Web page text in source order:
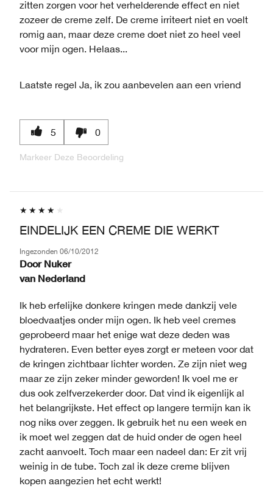
zitten zorgen voor het verhelderende effect en niet
zozeer de creme zelf. De creme irriteert niet en voelt
romig aan, maar deze creme doet niet zo heel veel
voor mijn ogen. Helaas...
Laatste regel Ja, ik zou aanbevelen aan een vriend
5 0
Markeer Deze Beoordeling
EINDELIJK EEN CREME DIE WERKT
Ingezonden 06/10/2012
Door Nuker
van Nederland
Ik heb erfelijke donkere kringen mede dankzij vele
bloedvaatjes onder mijn ogen. Ik heb veel cremes
geprobeerd maar het enige wat deze deden was
hydrateren. Even better eyes zorgt er meteen voor dat
de kringen zichtbaar lichter worden. Ze zijn niet weg
maar ze zijn zeker minder geworden! Ik voel me er
dus ook zelfverzekerder door. Dat vind ik eigenlijk al
het belangrijkste. Het effect op langere termijn kan ik
nog niks over zeggen. Ik gebruik het nu een week en
ik moet wel zeggen dat de huid onder de ogen heel
zacht aanvoelt. Toch maar een nadeel dan: Er zit vrij
weinig in de tube. Toch zal ik deze creme blijven
kopen aangezien het echt werkt!